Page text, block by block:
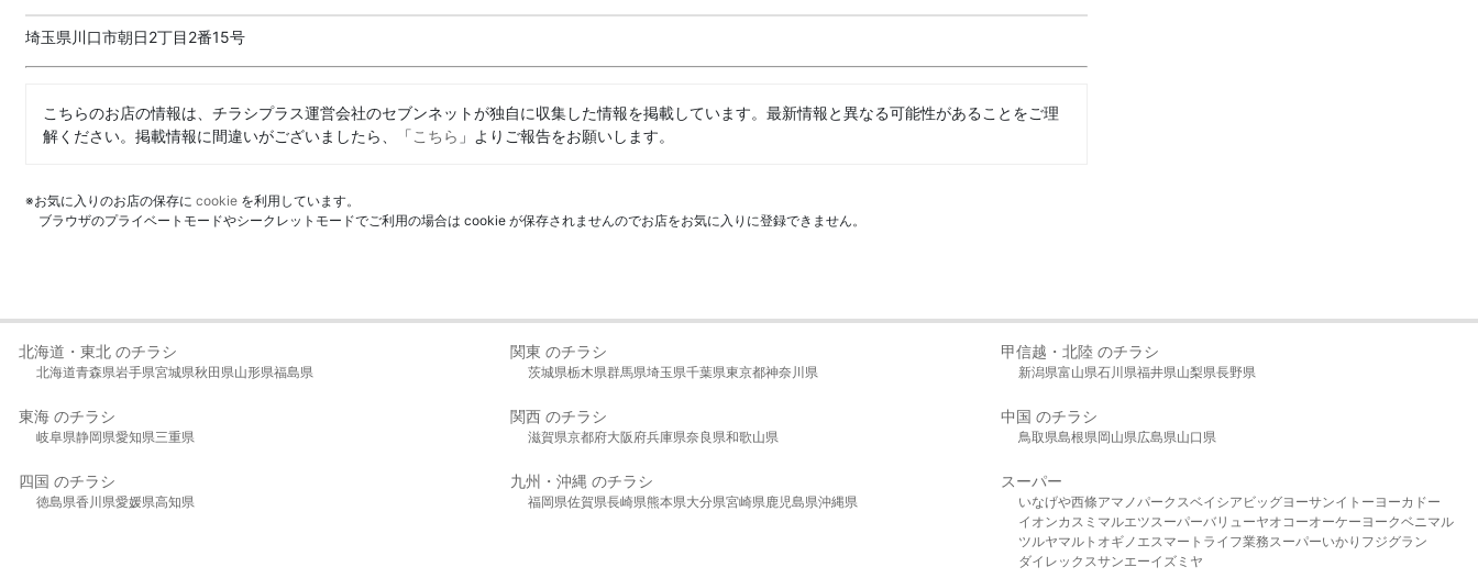
埼玉県川口市朝日2丁目2番15号
こちらのお店の情報は、チラシプラス運営会社のセブンネットが独自に収集した情報を掲載しています。最新情報と異なる可能性があることをご理
解ください。掲載情報に間違いがございましたら、「こちら 」よりご報告をお願いします。
※お気に入りのお店の保存に cookie を利用しています。
ブラウザのプライベートモードやシークレットモードでご利用の場合は cookie が保存されませんのでお店をお気に入りに登録できません。
北海道・東北 のチラシ
北海道青森県岩手県宮城県秋田県山形県福島県
関東 のチラシ
茨城県栃木県群馬県埼玉県千葉県東京都神奈川県
甲信越・北陸 のチラシ
新潟県富山県石川県福井県山梨県長野県
東海 のチラシ
岐阜県静岡県愛知県三重県
関西 のチラシ
滋賀県京都府大阪府兵庫県奈良県和歌山県
中国 のチラシ
鳥取県島根県岡山県広島県山口県
四国 のチラシ
徳島県香川県愛媛県高知県
九州・沖縄 のチラシ
福岡県佐賀県長崎県熊本県大分県宮崎県鹿児島県沖縄県
スーパー
いなげや西條アマノパークスベイシア ビッグヨーサンイトーヨーカドー
イオンカスミ マルエツスーパーバリューヤオコーオーケー ヨークベニマル
ツルヤマルト オギノ エスマート ライフ業務スーパーいかり フジグラン
ダイレックスサンエーイズミヤ